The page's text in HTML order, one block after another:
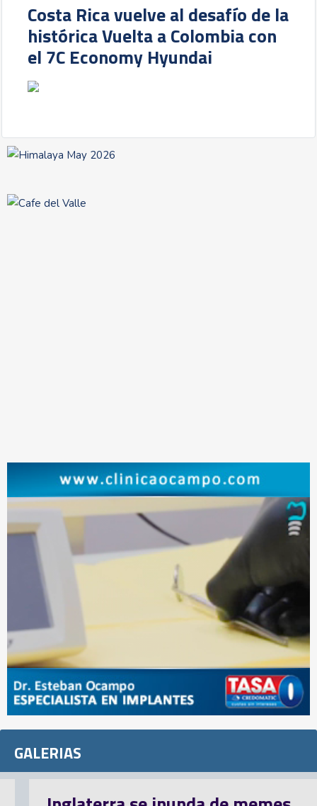
Costa Rica vuelve al desafío de la
histórica Vuelta a Colombia con
el 7C Economy Hyundai
GALERIAS